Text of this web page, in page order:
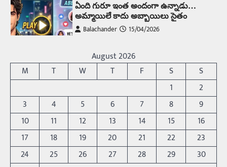
4
ఏంది గురూ ఇంత అందంగా ఉన్నాడు…
అమ్మాయిలే కాదు అబ్బాయిలు సైతం
Balachander 15/04/2026
బోమ్మ అని పిలుస్తాం. స్పెయిన్‌ అమ్మాయిలు చాలా
అందంగా ఉంటారనే నానుడి…
5
రోడ్డుపై ఏరులై పారిన బీర్లు… ఘాటుతో
మండుతున్న నోర్లు
Balachander 15/04/2026
ఉత్తర ప్రదేశ్‌లోని ఝాన్సీ జిల్లాలో ఒక వింతైన రోడ్డు
ప్రమాదం చోటుచేసుకుంది. ఝాన్సీ–కాన్పూర్ జాతీయ
రహదారిపై వేల సంఖ్యలో బీరు…
August 2026
M
T W T F S
S
1
2
3
4 5 6 7 8
9
10
11 12 13 14 15
16
17
18 19 20 21 22
23
24
25 26 27 28 29
30